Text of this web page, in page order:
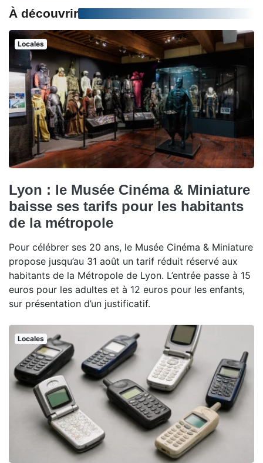
À découvrir
Locales
Lyon : le Musée Cinéma & Miniature
baisse ses tarifs pour les habitants
de la métropole
Pour célébrer ses 20 ans, le Musée Cinéma & Miniature
propose jusqu’au 31 août un tarif réduit réservé aux
habitants de la Métropole de Lyon. L’entrée passe à 15
euros pour les adultes et à 12 euros pour les enfants,
sur présentation d’un justificatif.
Locales